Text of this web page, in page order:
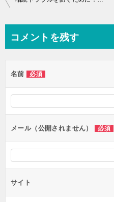
ビ
ー
シ
ン
コメントを残す
名前 必須
メール（公開されません） 必須
サイト